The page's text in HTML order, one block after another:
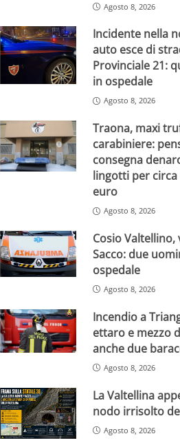
Agosto 8, 2026
Incidente nella
auto esce di
Provinciale 21:
in ospedale
Agosto 8, 2026
Traona, maxi
carabiniere:
consegna
lingotti per
euro
Agosto 8, 2026
Cosio
Sacco: due
ospedale
Agosto 8, 2026
Incendio a
ettaro e mezzo
anche due
Agosto 8, 2026
La Valtellina
nodo irrisolto
Agosto 8, 2026